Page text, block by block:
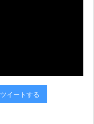
ツイートする